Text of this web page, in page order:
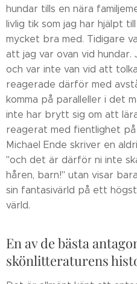
hundar tills en nära
livlig tik som jag har hjälpt
mycket bra med. Tidigare
att jag var ovan vid
och var inte van vid att
reagerade därför med
komma på paralleller i det
inte har brytt sig om att
reagerat med fientlighet på
Michael Ende skriver en
"och det är därför ni inte
håren, barn!" utan visar
sin fantasivärld på ett
värld.
En av de bästa
skönlitteraturens